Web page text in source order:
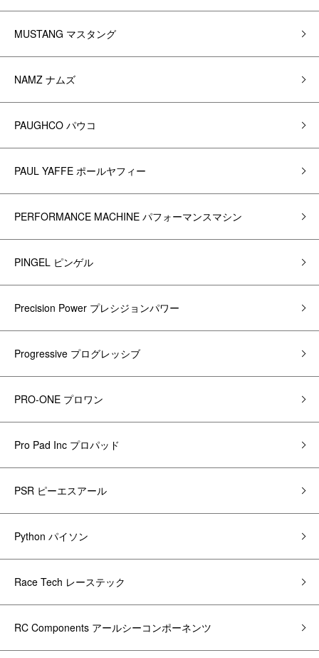
MUSTANG マスタング
NAMZ ナムズ
PAUGHCO パウコ
PAUL YAFFE ポールヤフィー
PERFORMANCE MACHINE パフォーマンスマシン
PINGEL ピンゲル
Precision Power プレシジョンパワー
Progressive プログレッシブ
PRO-ONE プロワン
Pro Pad Inc プロパッド
PSR ピーエスアール
Python パイソン
Race Tech レーステック
RC Components アールシーコンポーネンツ